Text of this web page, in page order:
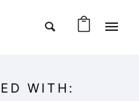
WITH: